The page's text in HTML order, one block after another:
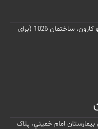
تهران، تقاطع خیابان امام خمینی و کارون، ساختمان 1026 (برای
بيمارستان امام خميني، پلاک